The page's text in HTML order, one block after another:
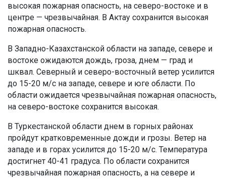
высокая пожарная опасность, на северо-востоке и в
центре — чрезвычайная. В Актау сохранится высокая
пожарная опасность.
В Западно-Казахстанской области на западе, севере и
востоке ожидаются дождь, гроза, днем — град и
шквал. Северный и северо-восточный ветер усилится
до 15-20 м/с на западе, севере и юге области. По
области ожидается чрезвычайная пожарная опасность,
на северо-востоке сохранится высокая.
В Туркестанской области днем в горных районах
пройдут кратковременные дожди и грозы. Ветер на
западе и в горах усилится до 15-20 м/с. Температура
достигнет 40-41 градуса. По области сохранится
чрезвычайная пожарная опасность, а на севере и